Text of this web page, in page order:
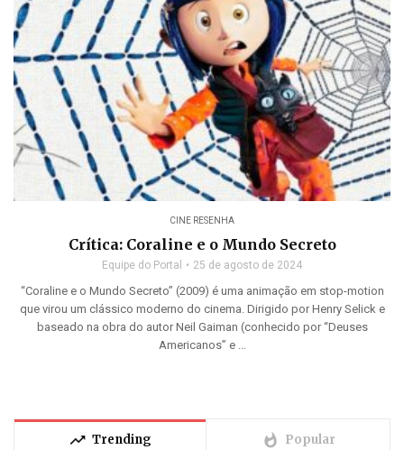
CINE RESENHA
Crítica: Coraline e o Mundo Secreto
Equipe do Portal 25 de agosto de 2024
“Coraline e o Mundo Secreto” (2009) é uma animação em stop-motion
que virou um clássico moderno do cinema. Dirigido por Henry Selick e
baseado na obra do autor Neil Gaiman (conhecido por “Deuses
Americanos” e ...
trending_up Trending whatshot Popular